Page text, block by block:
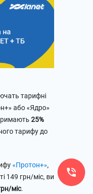
тарифні
або «Ядро»
25%
тарифу до
«Протон+»,
149 грн/міс, ви
міс.